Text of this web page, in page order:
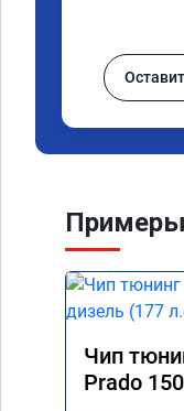
Чип
Prado